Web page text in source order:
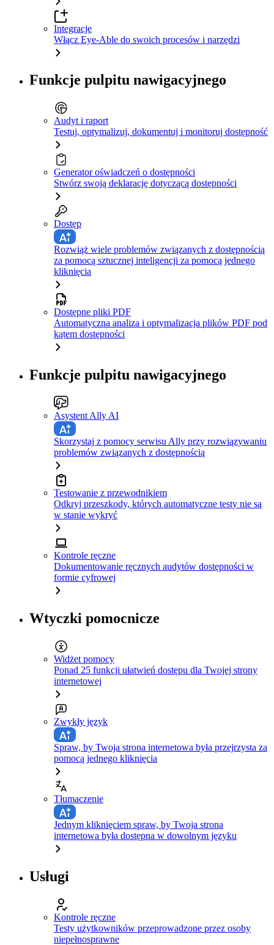
Integracje
Włącz Eye-Able do swoich procesów i narzędzi
Funkcje pulpitu nawigacyjnego
Audyt i raport
Testuj, optymalizuj, dokumentuj i monitoruj dostępność
Generator oświadczeń o dostępności
Stwórz swoją deklarację dotyczącą dostępności
Dostęp
Rozwiąż wiele problemów związanych z dostępnością
za pomocą sztucznej inteligencji za pomocą jednego
kliknięcia
Dostępne pliki PDF
Automatyczna analiza i optymalizacja plików PDF pod
kątem dostępności
Funkcje pulpitu nawigacyjnego
Asystent Ally AI
Skorzystaj z pomocy serwisu Ally przy rozwiązywaniu
problemów związanych z dostępnością
Testowanie z przewodnikiem
Odkryj przeszkody, których automatyczne testy nie są
w stanie wykryć
Kontrole ręczne
Dokumentowanie ręcznych audytów dostępności w
formie cyfrowej
Wtyczki pomocnicze
Widżet pomocy
Ponad 25 funkcji ułatwień dostępu dla Twojej strony
internetowej
Zwykły język
Spraw, by Twoja strona internetowa była przejrzysta za
pomocą jednego kliknięcia
Tłumaczenie
Jednym kliknięciem spraw, by Twoja strona
internetowa była dostępna w dowolnym języku
Usługi
Kontrole ręczne
Testy użytkowników przeprowadzone przez osoby
niepełnosprawne